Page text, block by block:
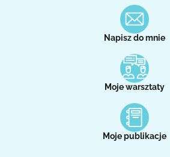
Napisz do mnie
Moje warsztaty
Moje publikacje